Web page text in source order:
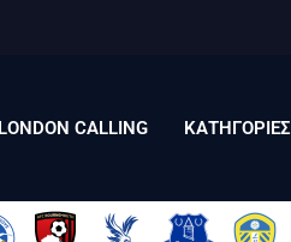
LONDON CALLING ΚΑΤΗΓΟΡΙΕΣ
ΒΑΘΜΟΛΟΓΙΕΣ